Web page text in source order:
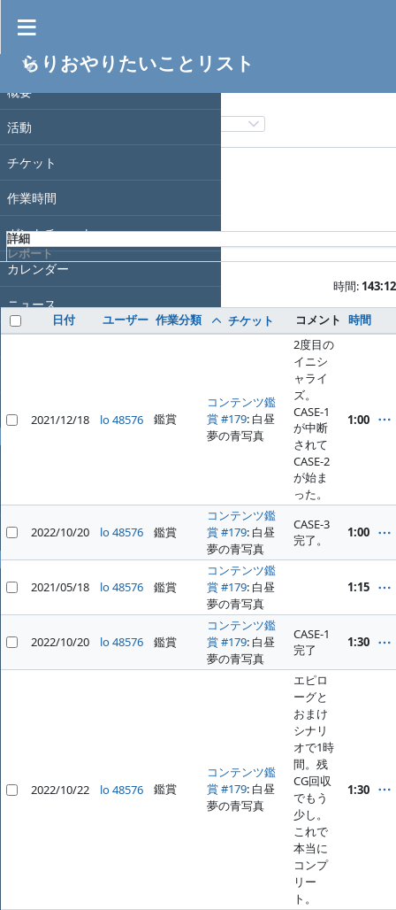
プロジェクト
概要
活動
チケット
作業時間
ガントチャート
カレンダー
ニュース
文書
ファイル
ヘルプ
プロフィール
ログイン
らりおやりたいことリスト
作業時間
フィルタ
フィルタ追加
適用
詳細
レポート
時間: 143:12
日付 ユーザー 作業分類 チケット コメント 時間
2021/12/18 lo 48576 鑑賞
コンテンツ鑑
賞 #179: 白昼
夢の青写真
2度目の
イニシ
ャライ
ズ。
CASE-1
が中断
されて
CASE-2
が始ま
った。
1:00
2022/10/20 lo 48576 鑑賞
コンテンツ鑑
賞 #179: 白昼
夢の青写真
CASE-3
完了。
1:00
2021/05/18 lo 48576 鑑賞
コンテンツ鑑
賞 #179: 白昼
夢の青写真
1:15
2022/10/20 lo 48576 鑑賞
コンテンツ鑑
賞 #179: 白昼
夢の青写真
CASE-1
完了
1:30
2022/10/22 lo 48576 鑑賞
コンテンツ鑑
賞 #179: 白昼
夢の青写真
エピロ
ーグと
おまけ
シナリ
オで1時
間。残
CG回収
でもう
少し。
これで
本当に
コンプ
リー
ト。
1:30